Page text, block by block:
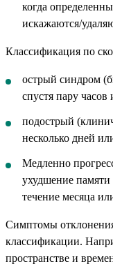
когда
искажаются/
Классификация по
острый синдром
спустя пару
подострый
несколько дней
Медленно
ухудшение
течение месяца
Симптомы
классификации.
пространстве и